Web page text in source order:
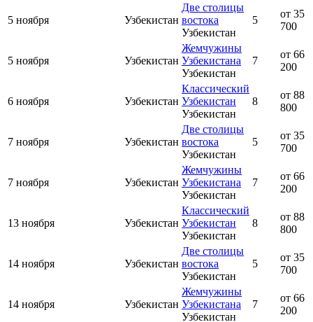
5 ноября Узбекистан
Две столицы
востока
Узбекистан
5
от 35
700
5 ноября Узбекистан
Жемчужины
Узбекистана
Узбекистан
7
от 66
200
6 ноября Узбекистан
Классический
Узбекистан
Узбекистан
8
от 88
800
7 ноября Узбекистан
Две столицы
востока
Узбекистан
5
от 35
700
7 ноября Узбекистан
Жемчужины
Узбекистана
Узбекистан
7
от 66
200
13 ноября Узбекистан
Классический
Узбекистан
Узбекистан
8
от 88
800
14 ноября Узбекистан
Две столицы
востока
Узбекистан
5
от 35
700
14 ноября Узбекистан
Жемчужины
Узбекистана
Узбекистан
7
от 66
200